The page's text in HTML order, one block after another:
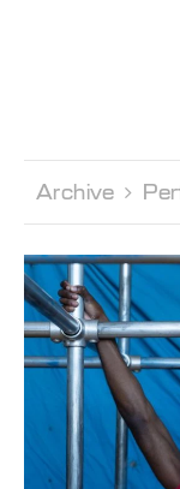
Archive 